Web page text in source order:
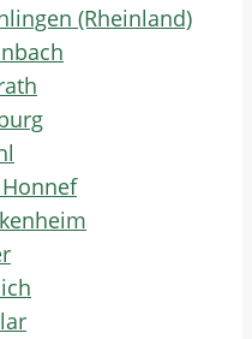
(Rheinland)